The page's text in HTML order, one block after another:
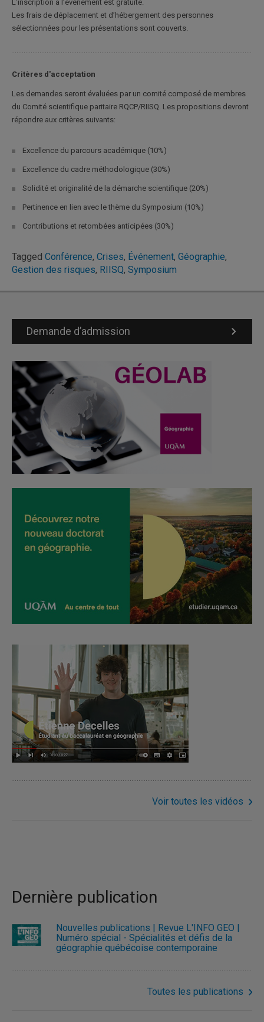
L’inscription à l’événement est gratuite.
Les frais de déplacement et d’hébergement des personnes
sélectionnées pour les présentations sont couverts.
Critères d'acceptation
Les demandes seront évaluées par un comité composé de membres
du Comité scientifique paritaire RQCP/RIISQ. Les propositions devront
répondre aux critères suivants:
Excellence du parcours académique (10%)
Excellence du cadre méthodologique (30%)
Solidité et originalité de la démarche scientifique (20%)
Pertinence en lien avec le thème du Symposium (10%)
Contributions et retombées anticipées (30%)
Tagged Conférence, Crises, Événement, Géographie,
Gestion des risques, RIISQ, Symposium
Demande d’admission
Voir toutes les vidéos
Dernière publication
Nouvelles publications | Revue L'INFO GÉO |
Numéro spécial - Spécialités et défis de la
géographie québécoise contemporaine
Toutes les publications